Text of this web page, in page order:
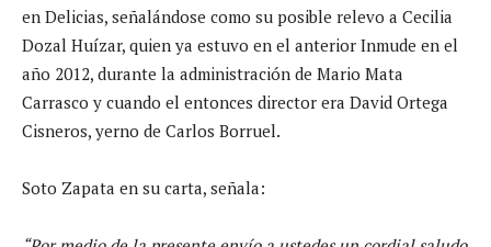
en Delicias, señalándose como su posible relevo a Cecilia
Dozal Huízar, quien ya estuvo en el anterior Inmude en el
año 2012, durante la administración de Mario Mata
Carrasco y cuando el entonces director era David Ortega
Cisneros, yerno de Carlos Borruel.
Soto Zapata en su carta, señala: